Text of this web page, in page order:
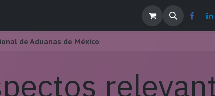
EMPLEOS
de Aduanas de México